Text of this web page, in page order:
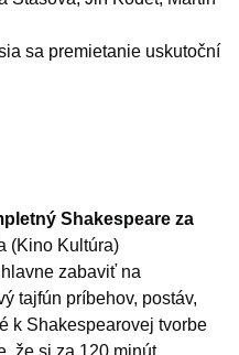
sa premietanie uskutoční
Shakespeare za
(Kino Kultúra)
zabaviť na
tajfún príbehov, postáv,
k Shakespearovej tvorbe
že si za 120 minút